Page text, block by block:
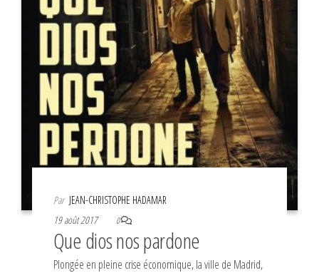
Par JEAN-CHRISTOPHE HADAMAR
19 août 2017
0
Que dios nos pardone
Plongée en pleine crise économique, la ville de Madrid,